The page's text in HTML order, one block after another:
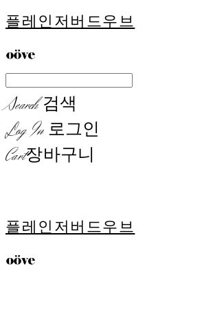
플레인저버드우브
Search검색
Log In 로그인
Cart장바구니
플레인저버드우브